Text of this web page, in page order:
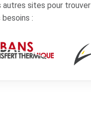
autres sites pour
: